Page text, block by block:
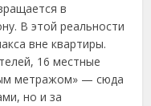
в
В этой реальности
вне квартиры.
16 местные
метражом» — сюда
но и за